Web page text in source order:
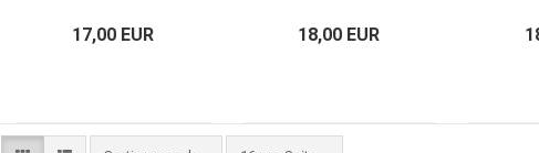
17,00 EUR 18,00 EUR